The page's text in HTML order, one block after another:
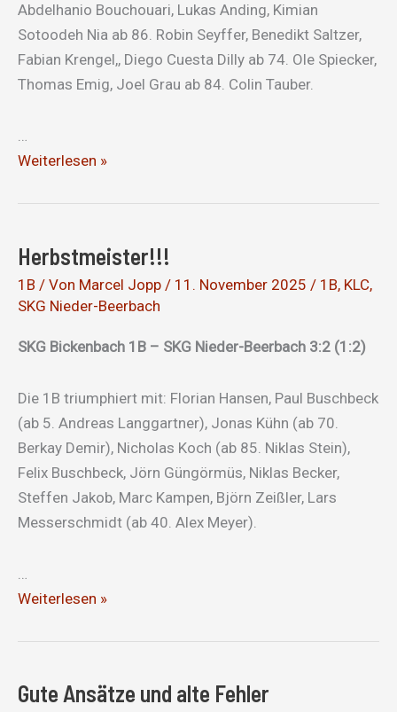
Abdelhanio Bouchouari, Lukas Anding, Kimian
Sotoodeh Nia ab 86. Robin Seyffer, Benedikt Saltzer,
Fabian Krengel,, Diego Cuesta Dilly ab 74. Ole Spiecker,
Thomas Emig, Joel Grau ab 84. Colin Tauber.
…
Positiver
der
Weiterlesen »
Herbstmeister!!!
1B / Von Marcel Jopp / 11. November 2025 / 1B, KLC,
SKG Nieder-Beerbach
SKG Bickenbach 1B – SKG Nieder-Beerbach 3:2 (1:2)
Die 1B triumphiert mit: Florian Hansen, Paul Buschbeck
(ab 5. Andreas Langgartner), Jonas Kühn (ab 70.
Berkay Demir), Nicholas Koch (ab 85. Niklas Stein),
Felix Buschbeck, Jörn Güngörmüs, Niklas Becker,
Steffen Jakob, Marc Kampen, Björn Zeißler, Lars
Messerschmidt (ab 40. Alex Meyer).
Herbstmeister!!!
Weiterlesen »
Gute Ansätze und alte Fehler